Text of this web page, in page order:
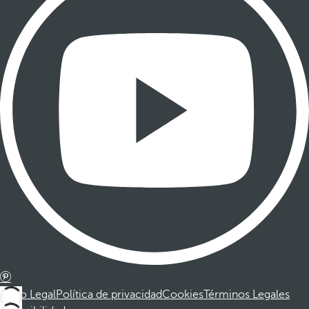
Aviso LegalPolítica de privacidadCookiesTérminos Legales